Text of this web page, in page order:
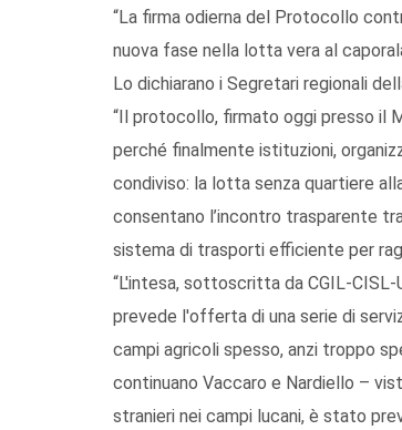
“La firma odierna del Protocollo
nuova fase nella lotta vera al
Lo dichiarano i Segretari regionali
“Il protocollo, firmato oggi presso il
perché finalmente istituzioni,
condiviso: la lotta senza quartiere
consentano l’incontro trasparente
sistema di trasporti efficiente per
“L'intesa, sottoscritta da CGIL-
prevede l'offerta di una serie di
campi agricoli spesso, anzi troppo
continuano Vaccaro e Nardiello –
stranieri nei campi lucani, è stato